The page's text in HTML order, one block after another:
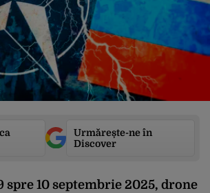
Urmărește-ne în
Discover
spre 10 septembrie 2025, drone